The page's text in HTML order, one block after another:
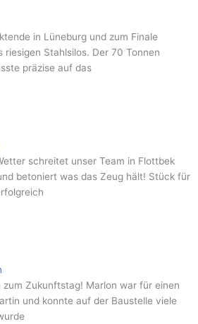
in Lüneburg und zum Finale
Stahlsilos. Der 70 Tonnen
präzise auf das
schreitet unser Team in Flottbek
betoniert was das Zeug hält! Stück für
Zukunftstag! Marlon war für einen
und konnte auf der Baustelle viele